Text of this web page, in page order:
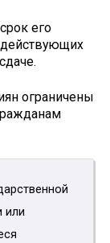
его
действующих
ограничены
или